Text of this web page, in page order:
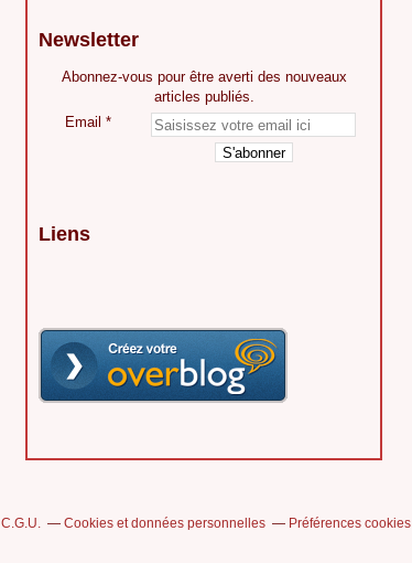
Newsletter
Abonnez-vous pour être averti des nouveaux
articles publiés.
Email
Liens
C.G.U. Cookies et données personnelles Préférences cookies